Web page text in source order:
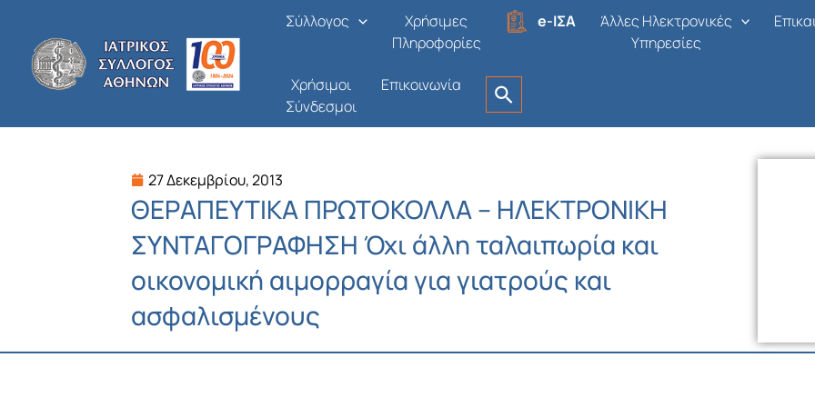
περιεχόμενο
Σύλλογος
Χρήσιμες
Πληροφορίες
e-ΙΣΑ
Άλλες Ηλεκτρονικές
Υπηρεσίες
Χρήσιμοι
Σύνδεσμοι
Επικοινωνία
27 Δεκεμβρίου, 2013
ΘΕΡΑΠΕΥΤΙΚΑ ΠΡΩΤΟΚΟΛΛΑ – ΗΛΕΚΤΡΟΝΙΚΗ
ΣΥΝΤΑΓΟΓΡΑΦΗΣΗ Όχι άλλη ταλαιπωρία και
οικονομική αιμορραγία για γιατρούς και
ασφαλισμένους